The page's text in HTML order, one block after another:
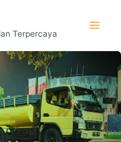
Terpercaya